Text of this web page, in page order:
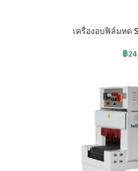
หยิบใส่ตะกร้า
เครื่องอบฟิล์มหด
฿